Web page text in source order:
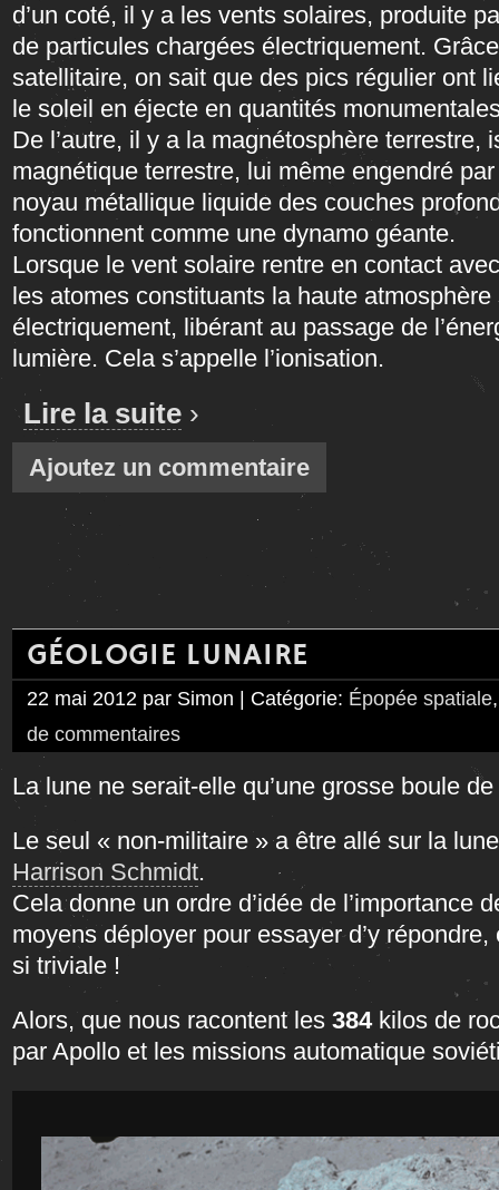
d’un coté, il y a les vents solaires, produite
de particules chargées électriquement.
satellitaire, on sait que des pics régulier ont
le soleil en éjecte en quantités
De l’autre, il y a la magnétosphère terrestre,
magnétique terrestre, lui même engendré
noyau métallique liquide des couches
fonctionnent comme une dynamo géante.
Lorsque le vent solaire rentre en contact
les atomes constituants la haute
électriquement, libérant au passage de
lumière. Cela s’appelle l’ionisation.
Lire la suite ›
Ajoutez un commentaire
GÉOLOGIE LUNAIRE
22 mai 2012 par Simon | Catégorie: Épopée spatiale
de commentaires
La lune ne serait-elle qu’une grosse boule
Le seul « non-militaire » a être allé sur la
Harrison Schmidt.
Cela donne un ordre d’idée de l’importance
moyens déployer pour essayer d’y
si triviale !
Alors, que nous racontent les 384kilos de
par Apollo et les missions automatique